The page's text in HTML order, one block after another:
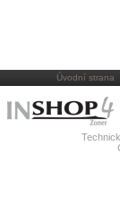
Úvodní strana